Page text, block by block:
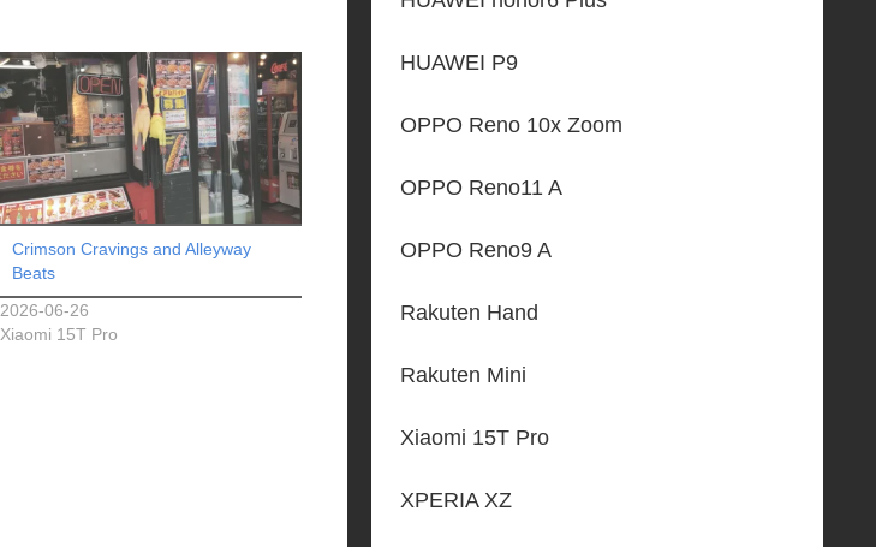
Crimson Cravings and Alleyway
Beats
2026-06-26
Xiaomi 15T Pro
HUAWEI P9
OPPO Reno 10x Zoom
OPPO Reno11 A
OPPO Reno9 A
Rakuten Hand
Rakuten Mini
Xiaomi 15T Pro
XPERIA XZ